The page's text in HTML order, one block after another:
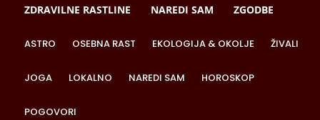
ZDRAVILNE RASTLINE NAREDI SAM ZGODBE
ASTRO OSEBNA RAST EKOLOGIJA & OKOLJE ŽIVALI
JOGA LOKALNO NAREDI SAM HOROSKOP
POGOVORI